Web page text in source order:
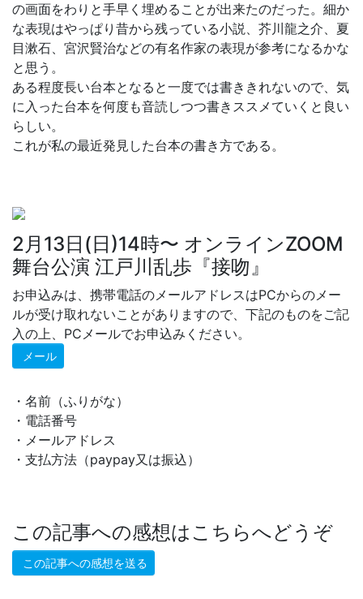
の画面をわりと手早く埋めることが出来たのだった。細か
な表現はやっぱり昔から残っている小説、芥川龍之介、夏
目漱石、宮沢賢治などの有名作家の表現が参考になるかな
と思う。
ある程度長い台本となると一度では書ききれないので、気
に入った台本を何度も音読しつつ書きススメていくと良い
らしい。
これが私の最近発見した台本の書き方である。
2月13日(日)14時〜 オンラインZOOM
舞台公演 江戸川乱歩『接吻』
お申込みは、携帯電話のメールアドレスはPCからのメー
ルが受け取れないことがありますので、下記のものをご記
入の上、PCメールでお申込みください。
メール
・名前（ふりがな）
・電話番号
・メールアドレス
・支払方法（paypay又は振込）
この記事への感想はこちらへどうぞ
この記事への感想を送る